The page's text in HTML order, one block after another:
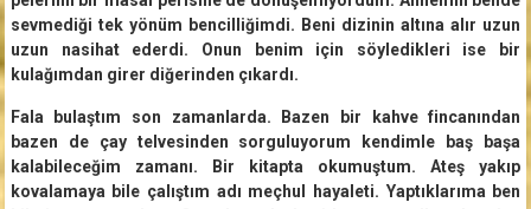
sevmediği tek yönüm bencilliğimdi. Beni dizinin altına alır uzun
uzun nasihat ederdi. Onun benim için söyledikleri ise bir
kulağımdan girer diğerinden çıkardı.
Fala bulaştım son zamanlarda. Bazen bir kahve fincanından
bazen de çay telvesinden sorguluyorum kendimle baş başa
kalabileceğim zamanı. Bir kitapta okumuştum. Ateş yakıp
kovalamaya bile çalıştım adı meçhul hayaleti. Yaptıklarıma ben